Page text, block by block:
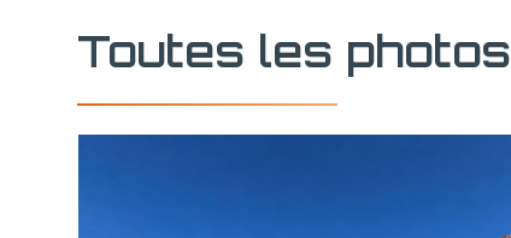
Toutes les photos